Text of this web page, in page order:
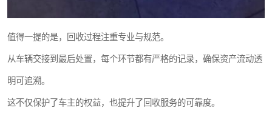
值得一提的是，回收过程注重专业与规范。
从车辆交接到最后处置，每个环节都有严格的记录，确保资产流动透
明可追溯。
这不仅保护了车主的权益，也提升了回收服务的可靠度。